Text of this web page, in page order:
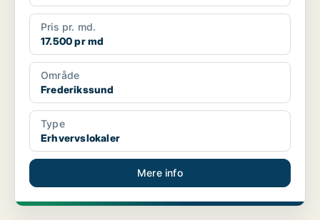
Pris pr. md.
17.500 pr md
Område
Frederikssund
Type
Erhvervslokaler
Mere info